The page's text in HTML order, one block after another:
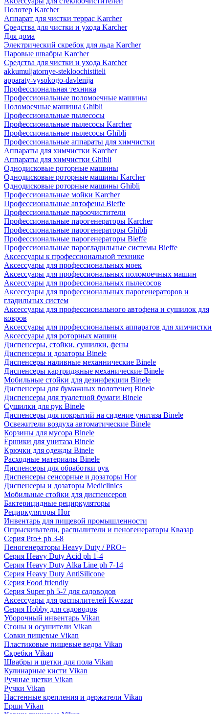
Полотер Karcher
Аппарат для чистки террас Karcher
Средства для чистки и ухода Karcher
Для дома
Электрический скребок для льда Karcher
Паровые швабры Karcher
Средства для чистки и ухода Karcher
akkumuljatornye-stekloochistiteli
apparaty-vysokogo-davlenija
Профессиональная техника
Профессиональные поломоечные машины
Поломоечные машины Ghibli
Профессиональные пылесосы
Профессиональные пылесосы Karcher
Профессиональные пылесосы Ghibli
Профессиональные аппараты для химчистки
Аппараты для химчистки Karcher
Аппараты для химчистки Ghibli
Однодисковые роторные машины
Однодисковые роторные машины Karcher
Однодисковые роторные машины Ghibli
Профессиональные мойки Karcher
Профессиональные автофены Bieffe
Профессиональные пароочистители
Профессиональные парогенераторы Karcher
Профессиональные парогенераторы Ghibli
Профессиональные парогенераторы Bieffe
Профессиональные парогладильные системы Bieffe
Аксессуары к профессиональной технике
Аксессуары для профессиональных моек
Аксессуары для профессиональных поломоечных машин
Аксессуары для профессиональных пылесосов
Аксессуары для профессиональных парогенераторов и
гладильных систем
Аксессуары для профессионального автофена и сушилок для
ковров
Аксессуары для профессиональных аппаратов для химчистки
Аксессуары для роторных машин
Диспенсеры, стойки, сушилки, фены
Диспенсеры и дозаторы Binele
Диспенсеры наливные механнические Binele
Диспенсеры картриджные механические Binele
Мобильные стойки для дезинфекции Binele
Диспенсеры для бумажных полотенец Binele
Диспенсеры для туалетной бумаги Binele
Сушилки для рук Binele
Диспенсеры для покрытий на сидение унитаза Binele
Освежители воздуха автоматические Binele
Корзины для мусора Binele
Ёршики для унитаза Binele
Крючки для одежды Binele
Расходные материалы Binele
Диспенсеры для обработки рук
Диспенсеры сенсорные и дозаторы Hor
Диспенсеры и дозаторы Mediclinics
Мобильные стойки для диспенсеров
Бактерицидные рециркуляторы
Рециркуляторы Hor
Инвентарь для пищевой промышленности
Опрыскиватели, распылители и пеногенераторы Квазар
Серия Pro+ ph 3-8
Пеногенераторы Heavy Duty / PRO+
Серия Heavy Duty Acid ph 1-4
Серия Heavy Duty Alka Line ph 7-14
Серия Heavy Duty AntiSilicone
Серия Food friendly
Серия Super ph 5-7 для садоводов
Аксессуары для распылителей Kwazar
Серия Hobby для садоводов
Уборочный инвентарь Vikan
Сгоны и осушители Vikan
Совки пищевые Vikan
Пластиковые пищевые ведра Vikan
Скребки Vikan
Швабры и щетки для пола Vikan
Кулинарные кисти Vikan
Ручные щетки Vikan
Ручки Vikan
Настенные крепления и держатели Vikan
Ерши Vikan